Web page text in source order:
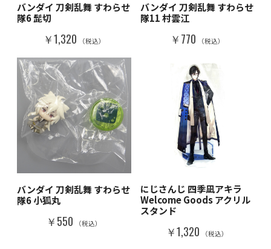
バンダイ 刀剣乱舞 すわらせ
隊6 髭切
￥1,320 （税込）
バンダイ 刀剣乱舞 すわらせ
隊11 村雲江
￥770 （税込）
バンダイ 刀剣乱舞 すわらせ
隊6 小狐丸
￥550 （税込）
にじさんじ 四季凪アキラ
Welcome Goods アクリル
スタンド
￥1,320 （税込）